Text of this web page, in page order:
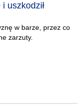
uszkodził
w barze, przez co
zarzuty.